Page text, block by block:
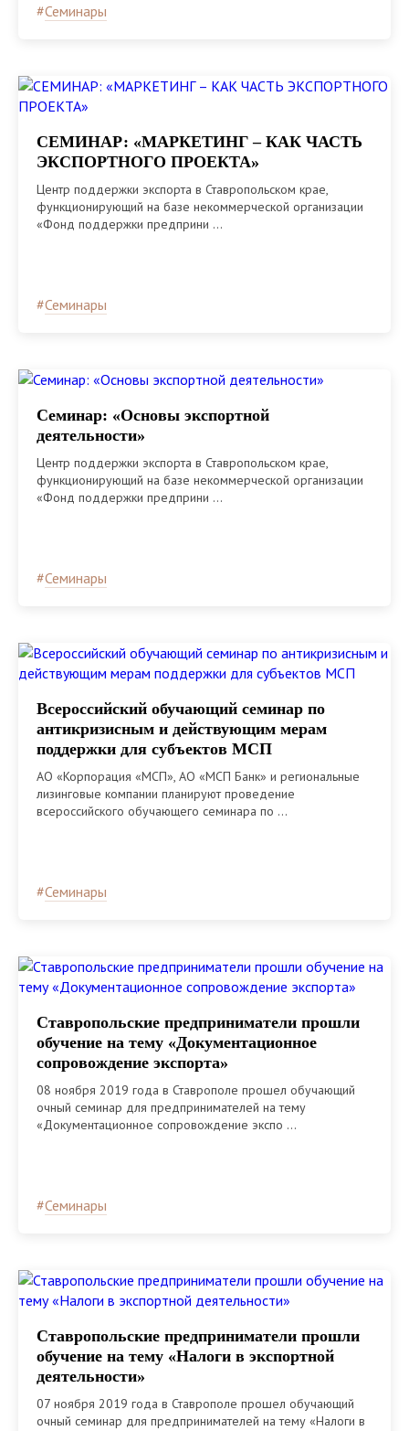
#Семинары
СЕМИНАР: «МАРКЕТИНГ – КАК ЧАСТЬ
ЭКСПОРТНОГО ПРОЕКТА»
Центр поддержки экспорта в Ставропольском крае,
функционирующий на базе некоммерческой организации
«Фонд поддержки предприни ...
#Семинары
Семинар: «Основы экспортной
деятельности»
Центр поддержки экспорта в Ставропольском крае,
функционирующий на базе некоммерческой организации
«Фонд поддержки предприни ...
#Семинары
Всероссийский обучающий семинар по
антикризисным и действующим мерам
поддержки для субъектов МСП
АО «Корпорация «МСП», АО «МСП Банк» и региональные
лизинговые компании планируют проведение
всероссийского обучающего семинара по ...
#Семинары
Ставропольские предприниматели прошли
обучение на тему «Документационное
сопровождение экспорта»
08 ноября 2019 года в Ставрополе прошел обучающий
очный семинар для предпринимателей на тему
«Документационное сопровождение экспо ...
#Семинары
Ставропольские предприниматели прошли
обучение на тему «Налоги в экспортной
деятельности»
07 ноября 2019 года в Ставрополе прошел обучающий
очный семинар для предпринимателей на тему «Налоги в